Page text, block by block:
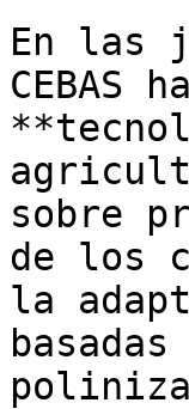
En las
CEBAS
sobre
de los
la